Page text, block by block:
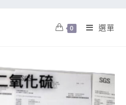
0 選單